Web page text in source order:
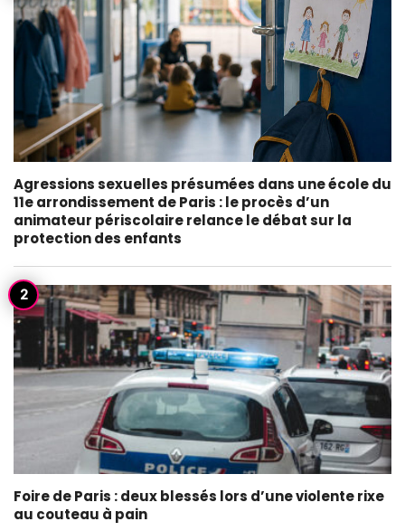
Agressions sexuelles présumées dans une école du
11e arrondissement de Paris : le procès d’un
animateur périscolaire relance le débat sur la
protection des enfants
Foire de Paris : deux blessés lors d’une violente rixe
au couteau à pain